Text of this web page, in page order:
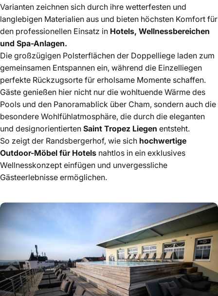
Varianten zeichnen sich durch ihre wetterfesten und
langlebigen Materialien aus und bieten höchsten Komfort für
den professionellen Einsatz in Hotels, Wellnessbereichen
und Spa-Anlagen.
Die großzügigen Polsterflächen der Doppelliege laden zum
gemeinsamen Entspannen ein, während die Einzelliegen
perfekte Rückzugsorte für erholsame Momente schaffen.
Gäste genießen hier nicht nur die wohltuende Wärme des
Pools und den Panoramablick über Cham, sondern auch die
besondere Wohlfühlatmosphäre, die durch die eleganten
und designorientierten Saint Tropez Liegen entsteht.
So zeigt der Randsbergerhof, wie sich hochwertige
Outdoor-Möbel für Hotels nahtlos in ein exklusives
Wellnesskonzept einfügen und unvergessliche
Gästeerlebnisse ermöglichen.